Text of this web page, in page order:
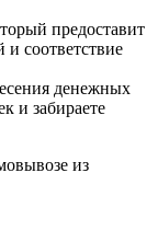
предоставит
соответствие
денежных
и забираете
из